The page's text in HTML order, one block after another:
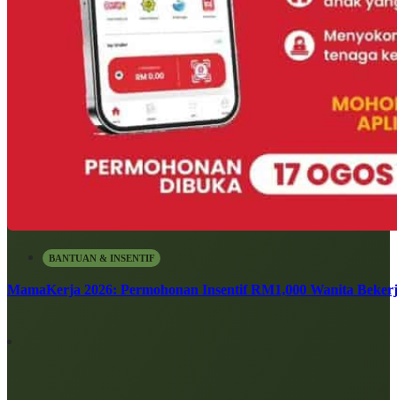
BANTUAN & INSENTIF
MamaKerja 2026: Permohonan Insentif RM1,000 Wanita